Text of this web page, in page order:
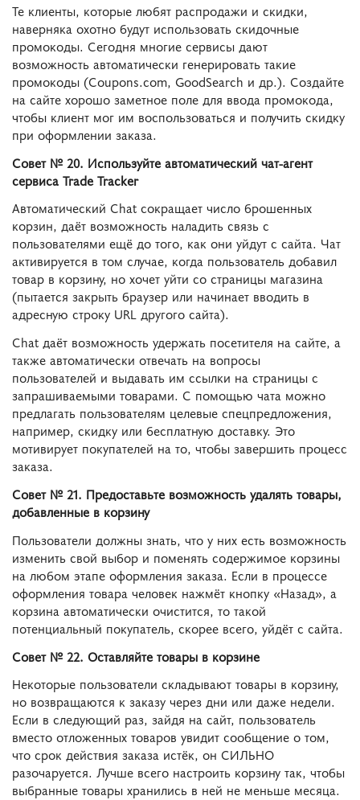
Те клиенты, которые любят распродажи и скидки,
наверняка охотно будут использовать скидочные
промокоды. Сегодня многие сервисы дают
возможность автоматически генерировать такие
промокоды (Coupons.com, GoodSearch и др.). Создайте
на сайте хорошо заметное поле для ввода промокода,
чтобы клиент мог им воспользоваться и получить скидку
при оформлении заказа.
Совет № 20. Используйте автоматический чат-агент
сервиса Trade Tracker
Автоматический Chat сокращает число брошенных
корзин, даёт возможность наладить связь с
пользователями ещё до того, как они уйдут с сайта. Чат
активируется в том случае, когда пользователь добавил
товар в корзину, но хочет уйти со страницы магазина
(пытается закрыть браузер или начинает вводить в
адресную строку URL другого сайта).
Chat даёт возможность удержать посетителя на сайте, а
также автоматически отвечать на вопросы
пользователей и выдавать им ссылки на страницы с
запрашиваемыми товарами. С помощью чата можно
предлагать пользователям целевые спецпредложения,
например, скидку или бесплатную доставку. Это
мотивирует покупателей на то, чтобы завершить процесс
заказа.
Совет № 21. Предоставьте возможность удалять товары,
добавленные в корзину
Пользователи должны знать, что у них есть возможность
изменить свой выбор и поменять содержимое корзины
на любом этапе оформления заказа. Если в процессе
оформления товара человек нажмёт кнопку «Назад», а
корзина автоматически очистится, то такой
потенциальный покупатель, скорее всего, уйдёт с сайта.
Совет № 22. Оставляйте товары в корзине
Некоторые пользователи складывают товары в корзину,
но возвращаются к заказу через дни или даже недели.
Если в следующий раз, зайдя на сайт, пользователь
вместо отложенных товаров увидит сообщение о том,
что срок действия заказа истёк, он СИЛЬНО
разочаруется. Лучше всего настроить корзину так, чтобы
выбранные товары хранились в ней не меньше месяца.